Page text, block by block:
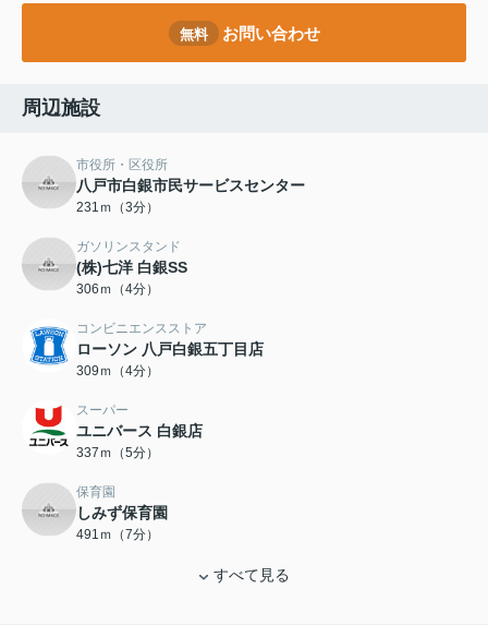
無料 お問い合わせ
周辺施設
市役所・区役所
八戸市白銀市民サービスセンター
231ｍ（3分）
ガソリンスタンド
(株)七洋 白銀SS
306ｍ（4分）
コンビニエンスストア
ローソン 八戸白銀五丁目店
309ｍ（4分）
スーパー
ユニバース 白銀店
337ｍ（5分）
保育園
しみず保育園
491ｍ（7分）
すべて見る